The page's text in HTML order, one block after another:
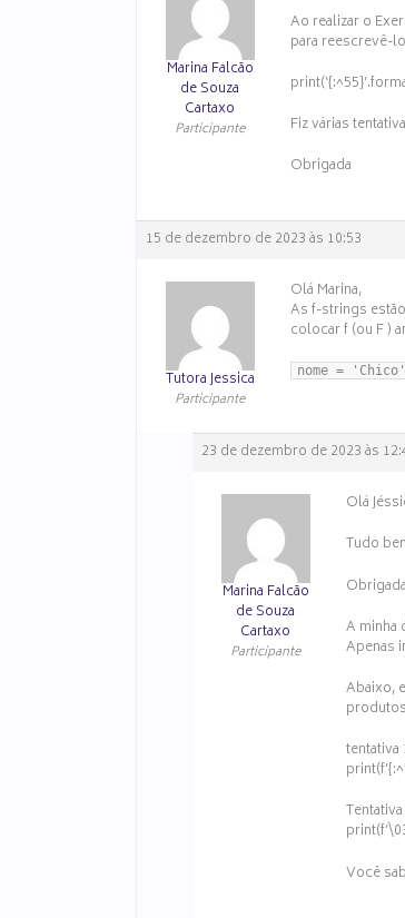
Marina Falcão
de Souza
Cartaxo
Participante
Ao realizar o
para reescrevê-
Fiz várias
Obrigada
15 de dezembro de 2023 às 10:53
Tutora Jessica
Participante
Olá Marina,
As f-strings
colocar f (ou F )
nome =
23 de dezembro de 2023 às
Marina Falcão
de Souza
Cartaxo
Participante
Olá
Tudo
A minha
Apenas
Abaixo,
tentativa
Você